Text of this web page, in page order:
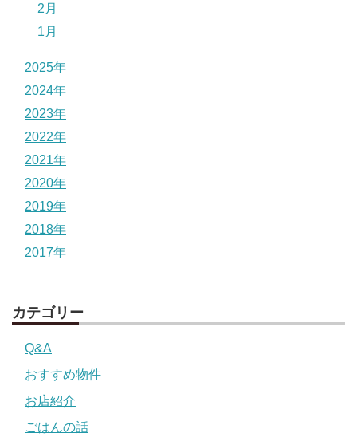
2月
1月
2025年
2024年
2023年
2022年
2021年
2020年
2019年
2018年
2017年
カテゴリー
Q&A
おすすめ物件
お店紹介
ごはんの話